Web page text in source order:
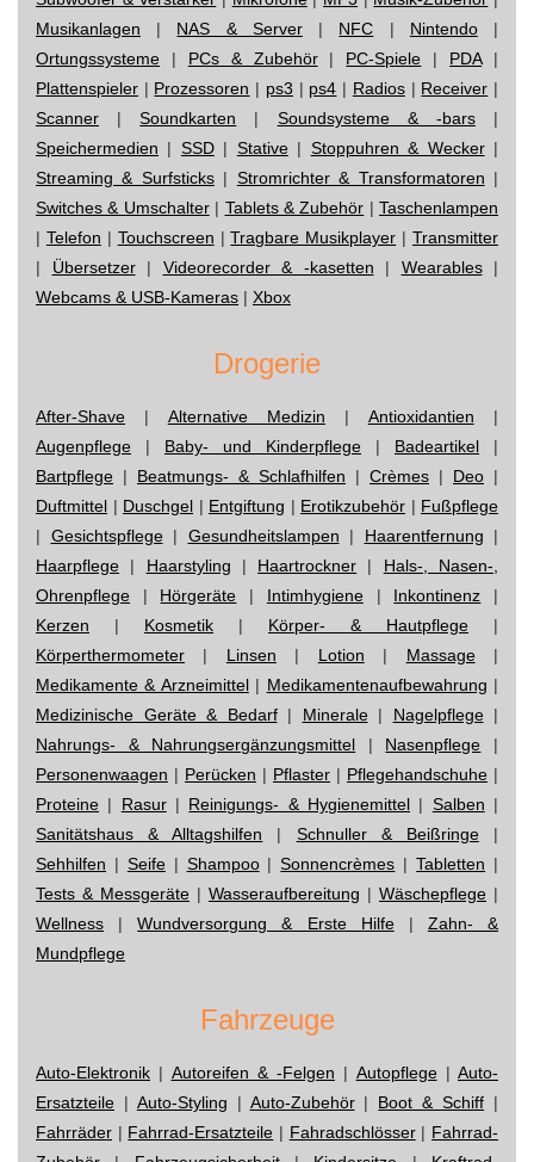
Musikanlagen | NAS & Server| NFC | Nintendo|
Ortungssysteme | PCs & Zubehör| PC-Spiele | PDA|
Plattenspieler | Prozessoren | ps3 | ps4 | Radios| Receiver |
Scanner |Soundkarten | Soundsysteme & -bars|
Speichermedien | SSD| Stative| Stoppuhren & Wecker|
Streaming & Surfsticks| Stromrichter & Transformatoren |
Switches & Umschalter| Tablets & Zubehör | Taschenlampen
| Telefon | Touchscreen |Tragbare Musikplayer | Transmitter
| Übersetzer| Videorecorder & -kasetten | Wearables|
Webcams & USB-Kameras | Xbox
Drogerie
After-Shave | Alternative Medizin | Antioxidantien |
Augenpflege | Baby- und Kinderpflege | Badeartikel |
Bartpflege | Beatmungs- & Schlafhilfen | Crèmes | Deo |
Duftmittel | Duschgel | Entgiftung | Erotikzubehör | Fußpflege
| Gesichtspflege| Gesundheitslampen | Haarentfernung |
Haarpflege | Haarstyling | Haartrockner | Hals-, Nasen-,
Ohrenpflege | Hörgeräte | Intimhygiene| Inkontinenz |
Kerzen | Kosmetik | Körper- & Hautpflege |
Körperthermometer | Linsen | Lotion | Massage|
Medikamente & Arzneimittel| Medikamentenaufbewahrung |
Medizinische Geräte & Bedarf| Minerale| Nagelpflege|
Nahrungs- & Nahrungsergänzungsmittel | Nasenpflege |
Personenwaagen | Perücken | Pflaster | Pflegehandschuhe |
Proteine | Rasur| Reinigungs- & Hygienemittel | Salben |
Sanitätshaus & Alltagshilfen | Schnuller & Beißringe|
Sehhilfen | Seife| Shampoo|Sonnencrèmes |Tabletten |
Tests & Messgeräte | Wasseraufbereitung | Wäschepflege |
Wellness |Wundversorgung & Erste Hilfe| Zahn- &
Mundpflege
Fahrzeuge
Auto-Elektronik | Autoreifen & -Felgen | Autopflege| Auto-
Ersatzteile | Auto-Styling | Auto-Zubehör| Boot & Schiff |
Fahrräder | Fahrrad-Ersatzteile | Fahradschlösser| Fahrrad-